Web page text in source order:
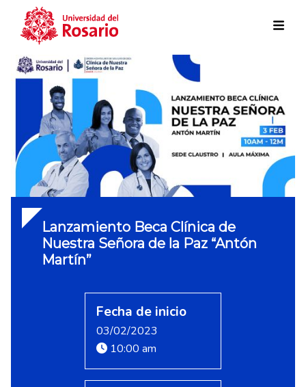
Skip to main content
Lanzamiento Beca Clínica de
Nuestra Señora de la Paz “Antón
Martín”
Fecha de inicio
03/02/2023
10:00 am